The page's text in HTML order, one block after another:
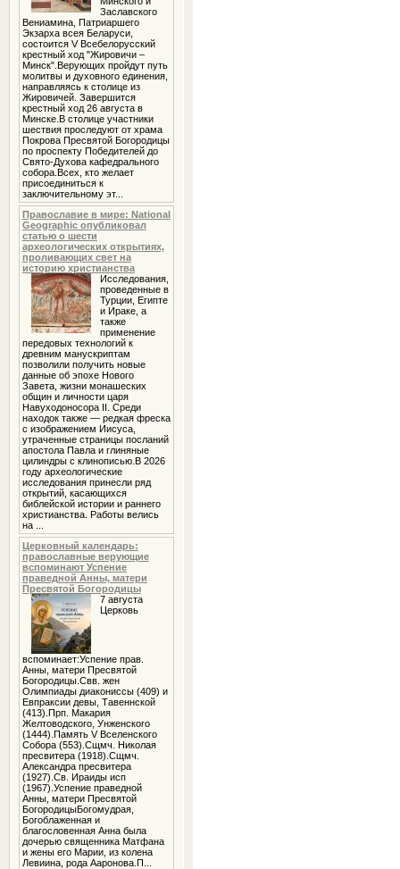
Заславского
Вениамина, Патриаршего
Экзарха всея Беларуси,
состоится V Всебелорусский
крестный ход "Жировичи –
Минск".Верующих пройдут путь
молитвы и духовного единения,
направляясь к столице из
Жировичей. Завершится
крестный ход 26 августа в
Минске.В столице участники
шествия проследуют от храма
Покрова Пресвятой Богородицы
по проспекту Победителей до
Свято-Духова кафедрального
собора.Всех, кто желает
присоединиться к
заключительному эт...
Православие в мире: National
Geographic опубликовал
статью о шести
археологических открытиях,
проливающих свет на
историю христианства
Исследования,
проведенные в
Турции, Египте
и Ираке, а
также
применение
передовых технологий к
древним манускриптам
позволили получить новые
данные об эпохе Нового
Завета, жизни монашеских
общин и личности царя
Навуходоносора II. Среди
находок также — редкая фреска
с изображением Иисуса,
утраченные страницы посланий
апостола Павла и глиняные
цилиндры с клинописью.В 2026
году археологические
исследования принесли ряд
открытий, касающихся
библейской истории и раннего
христианства. Работы велись
на ...
Церковный календарь:
православные верующие
вспоминают Успение
праведной Анны, матери
Пресвятой Богородицы
7 августа
Церковь
вспоминает:Успение прав.
Анны, матери Пресвятой
Богородицы.Свв. жен
Олимпиады диакониссы (409) и
Евпраксии девы, Тавеннской
(413).Прп. Макария
Желтоводского, Унженского
(1444).Память V Вселенского
Собора (553).Сщмч. Николая
пресвитера (1918).Сщмч.
Александра пресвитера
(1927).Св. Ираиды исп
(1967).Успение праведной
Анны, матери Пресвятой
БогородицыБогомудрая,
Богоблаженная и
благословенная Анна была
дочерью священника Матфана
и жены его Марии, из колена
Левиина, рода Ааронова.П...